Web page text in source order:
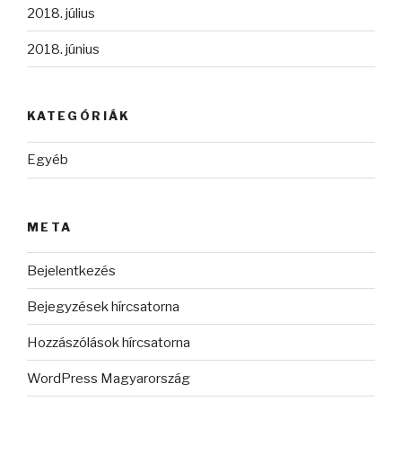
2018. július
2018. június
KATEGÓRIÁK
Egyéb
META
Bejelentkezés
Bejegyzések hírcsatorna
Hozzászólások hírcsatorna
WordPress Magyarország